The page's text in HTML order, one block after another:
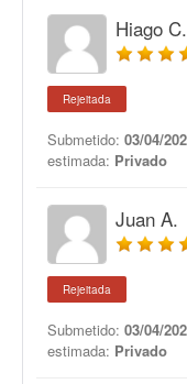
Hiago C.
Rejeitada
Submetido: 03/04/
estimada: Privado
Juan A.
Rejeitada
Submetido: 03/04/
estimada: Privado